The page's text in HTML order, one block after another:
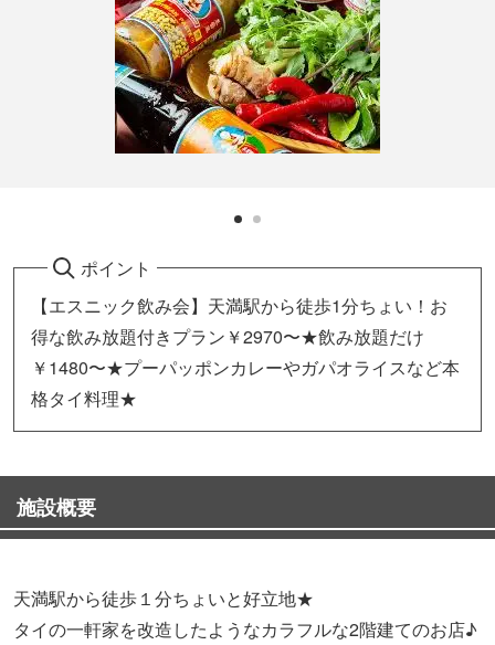
ポイント
【エスニック飲み会】天満駅から徒歩1分ちょい！お
得な飲み放題付きプラン￥2970〜★飲み放題だけ
￥1480〜★プーパッポンカレーやガパオライスなど本
格タイ料理★
施設概要
天満駅から徒歩１分ちょいと好立地★
タイの一軒家を改造したようなカラフルな2階建てのお店♪